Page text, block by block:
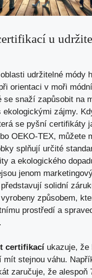
u
udržitelné módy
orientaci v moři
se snaží zapůsobit na
ekologickými zájmy.
se pyšní certifikáty
OEKO-TEX, můžete
splňují určité
a ekologického
jenom
solidní
způsobem,
prostředí a
certifikací ukazuje, že
mít stejnou váhu.
zaručuje, že alespoň